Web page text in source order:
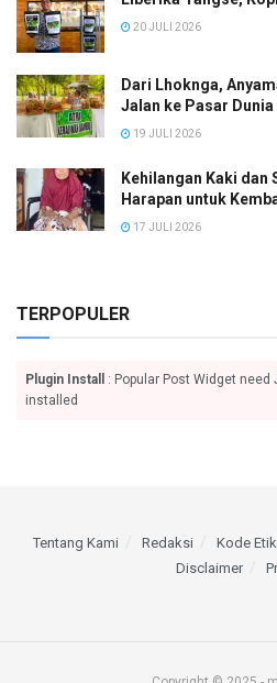
20 JULI 2026
Dari Lhoknga,
Jalan ke Pasar Dunia
19 JULI 2026
Kehilangan Kaki dan
Harapan untuk
17 JULI 2026
TERPOPULER
Plugin Install
: Popular Post Widget need
installed
Tentang Kami Redaksi Kode Etik
Disclaimer